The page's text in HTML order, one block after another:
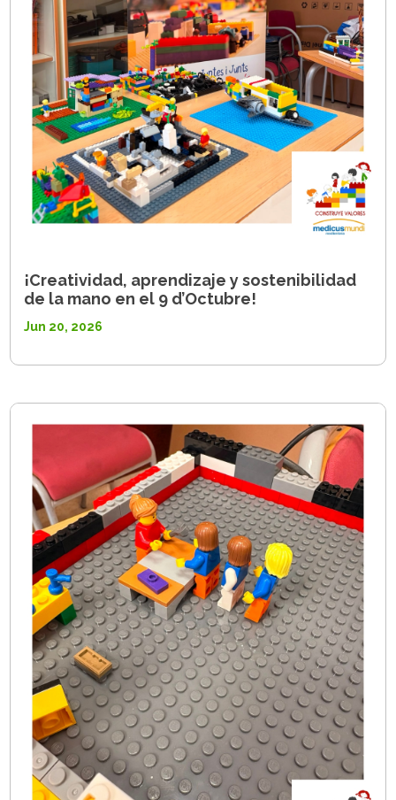
¡Creatividad, aprendizaje y sostenibilidad
de la mano en el 9 d’Octubre!
Jun 20, 2026